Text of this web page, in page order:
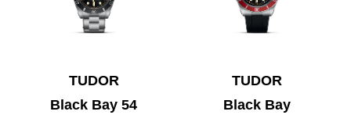
TUDOR
Black Bay 54
TUDOR
Black Bay